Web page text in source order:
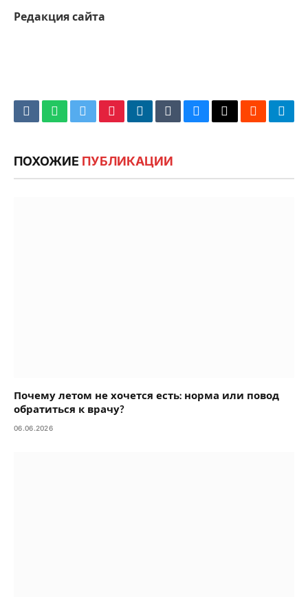
Редакция сайта
VKontakteWhatsApp
TwitterPinterestLinkedInTumblrBlueskyEmail‏Reddit
ПОХОЖИЕ ПУБЛИКАЦИИ
Почему летом не хочется есть: норма или повод
обратиться к врачу?
06.06.2026